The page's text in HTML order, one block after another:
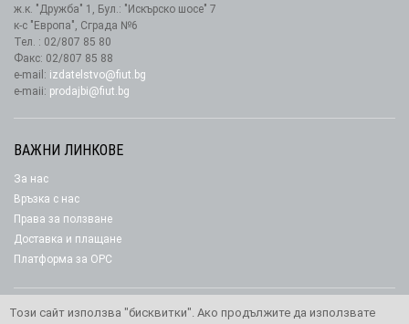
ж.к. "Дружба" 1, Бул.: "Искърско шосе" 7
к-с "Европа", Сграда №6
Тел. : 02/807 85 80
Факс: 02/807 85 88
e-mail: izdatelstvo@fiut.bg
e-maii: prodajbi@fiut.bg
ВАЖНИ ЛИНКОВЕ
За нас
Връзка с нас
Права за ползване
Доставка и плащане
Платформа за ОРС
Този сайт използва "бисквитки". Ако продължите да използвате